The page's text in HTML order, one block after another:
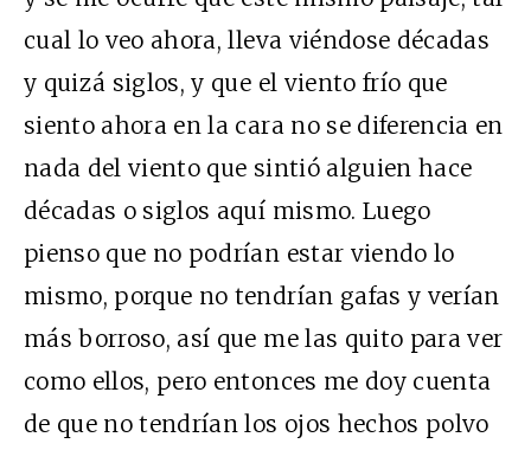
cual lo veo ahora, lleva viéndose décadas
y quizá siglos, y que el viento frío que
siento ahora en la cara no se diferencia en
nada del viento que sintió alguien hace
décadas o siglos aquí mismo. Luego
pienso que no podrían estar viendo lo
mismo, porque no tendrían gafas y verían
más borroso, así que me las quito para ver
como ellos, pero entonces me doy cuenta
de que no tendrían los ojos hechos polvo